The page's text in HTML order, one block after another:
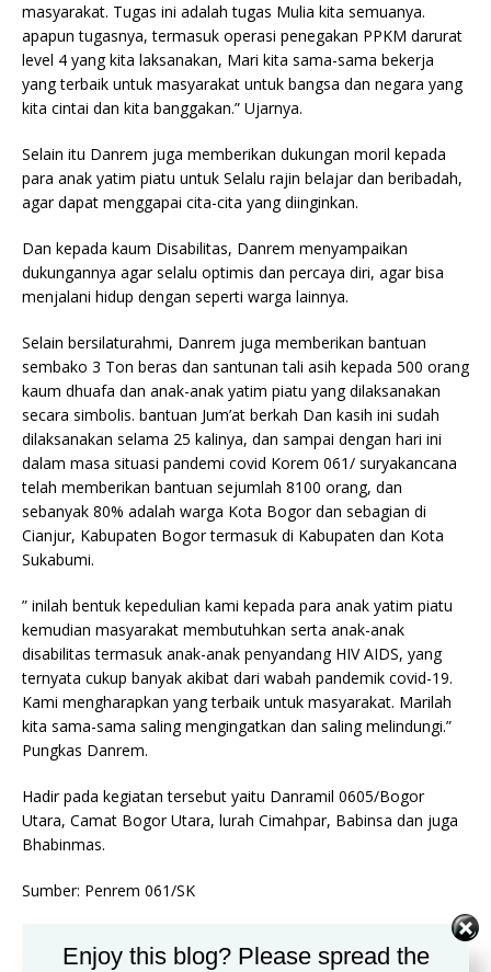
masyarakat. Tugas ini adalah tugas Mulia kita semuanya.
apapun tugasnya, termasuk operasi penegakan PPKM darurat
level 4 yang kita laksanakan, Mari kita sama-sama bekerja
yang terbaik untuk masyarakat untuk bangsa dan negara yang
kita cintai dan kita banggakan.” Ujarnya.
Selain itu Danrem juga memberikan dukungan moril kepada
para anak yatim piatu untuk Selalu rajin belajar dan beribadah,
agar dapat menggapai cita-cita yang diinginkan.
Dan kepada kaum Disabilitas, Danrem menyampaikan
dukungannya agar selalu optimis dan percaya diri, agar bisa
menjalani hidup dengan seperti warga lainnya.
Selain bersilaturahmi, Danrem juga memberikan bantuan
sembako 3 Ton beras dan santunan tali asih kepada 500 orang
kaum dhuafa dan anak-anak yatim piatu yang dilaksanakan
secara simbolis. bantuan Jum’at berkah Dan kasih ini sudah
dilaksanakan selama 25 kalinya, dan sampai dengan hari ini
dalam masa situasi pandemi covid Korem 061/ suryakancana
telah memberikan bantuan sejumlah 8100 orang, dan
sebanyak 80% adalah warga Kota Bogor dan sebagian di
Cianjur, Kabupaten Bogor termasuk di Kabupaten dan Kota
Sukabumi.
” inilah bentuk kepedulian kami kepada para anak yatim piatu
kemudian masyarakat membutuhkan serta anak-anak
disabilitas termasuk anak-anak penyandang HIV AIDS, yang
ternyata cukup banyak akibat dari wabah pandemik covid-19.
Kami mengharapkan yang terbaik untuk masyarakat. Marilah
kita sama-sama saling mengingatkan dan saling melindungi.”
Pungkas Danrem.
Hadir pada kegiatan tersebut yaitu Danramil 0605/Bogor
Utara, Camat Bogor Utara, lurah Cimahpar, Babinsa dan juga
Bhabinmas.
Sumber: Penrem 061/SK
Enjoy this blog? Please spread the